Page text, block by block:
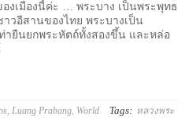
งเมืองนี้ค่ะ … พระบาง เป็นพระพุทธ
วอีสานของไทย พระบางเป็น
ายืนยกพระหัตถ์ทั้งสองขึ้น และหล่อ
,Luang Prabang, World Tags: หลวงพระ